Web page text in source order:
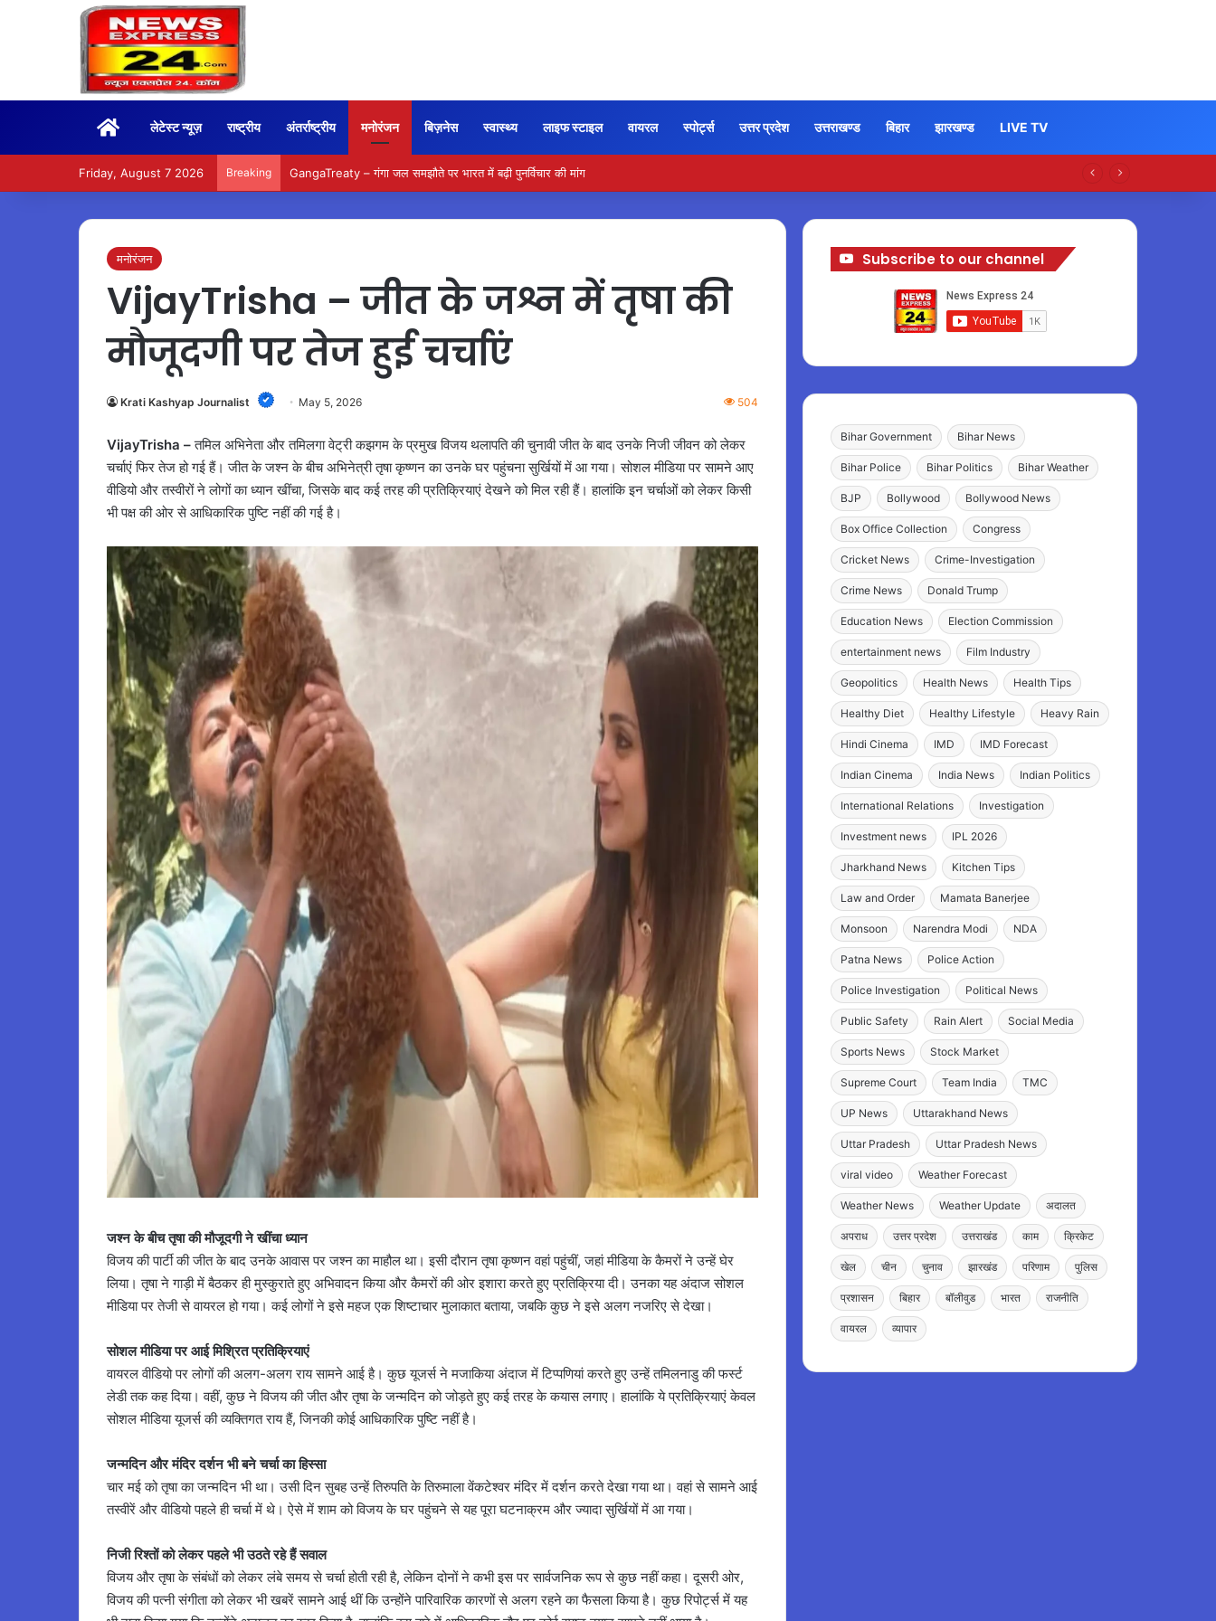
Homeलेटेस्ट न्यूज़ राष्ट्रीय अंतर्राष्ट्रीय मनोरंजन बिज़नेस स्वास्थ्य लाइफ स्टाइल वायरल स्पोर्ट्स उत्तर प्रदेश उत्तराखण्ड बिहार झारखण्ड LIVE TV
Friday, August 7 2026 Breaking GangaTreaty – गंगा जल समझौते पर भारत में बढ़ी पुनर्विचार की मांग
मनोरंजन
VijayTrisha – जीत के जश्न में तृषा की
मौजूदगी पर तेज हुई चर्चाएं
Krati Kashyap Journalist May 5, 2026 504
VijayTrisha –तमिल अभिनेता और तमिलगा वेट्री कझगम के प्रमुख विजय थलापति की चुनावी जीत के बाद उनके निजी जीवन को लेकर
चर्चाएं फिर तेज हो गई हैं। जीत के जश्न के बीच अभिनेत्री तृषा कृष्णन का उनके घर पहुंचना सुर्खियों में आ गया। सोशल मीडिया पर सामने आए
वीडियो और तस्वीरों ने लोगों का ध्यान खींचा, जिसके बाद कई तरह की प्रतिक्रियाएं देखने को मिल रही हैं। हालांकि इन चर्चाओं को लेकर किसी
भी पक्ष की ओर से आधिकारिक पुष्टि नहीं की गई है।
जश्न के बीच तृषा की मौजूदगी ने खींचा ध्यान
विजय की पार्टी की जीत के बाद उनके आवास पर जश्न का माहौल था। इसी दौरान तृषा कृष्णन वहां पहुंचीं, जहां मीडिया के कैमरों ने उन्हें घेर
लिया। तृषा ने गाड़ी में बैठकर ही मुस्कुराते हुए अभिवादन किया और कैमरों की ओर इशारा करते हुए प्रतिक्रिया दी। उनका यह अंदाज सोशल
मीडिया पर तेजी से वायरल हो गया। कई लोगों ने इसे महज एक शिष्टाचार मुलाकात बताया, जबकि कुछ ने इसे अलग नजरिए से देखा।
सोशल मीडिया पर आई मिश्रित प्रतिक्रियाएं
वायरल वीडियो पर लोगों की अलग-अलग राय सामने आई है। कुछ यूजर्स ने मजाकिया अंदाज में टिप्पणियां करते हुए उन्हें तमिलनाडु की फर्स्ट
लेडी तक कह दिया। वहीं, कुछ ने विजय की जीत और तृषा के जन्मदिन को जोड़ते हुए कई तरह के कयास लगाए। हालांकि ये प्रतिक्रियाएं केवल
सोशल मीडिया यूजर्स की व्यक्तिगत राय हैं, जिनकी कोई आधिकारिक पुष्टि नहीं है।
जन्मदिन और मंदिर दर्शन भी बने चर्चा का हिस्सा
चार मई को तृषा का जन्मदिन भी था। उसी दिन सुबह उन्हें तिरुपति के तिरुमाला वेंकटेश्वर मंदिर में दर्शन करते देखा गया था। वहां से सामने आई
तस्वीरें और वीडियो पहले ही चर्चा में थे। ऐसे में शाम को विजय के घर पहुंचने से यह पूरा घटनाक्रम और ज्यादा सुर्खियों में आ गया।
निजी रिश्तों को लेकर पहले भी उठते रहे हैं सवाल
विजय और तृषा के संबंधों को लेकर लंबे समय से चर्चा होती रही है, लेकिन दोनों ने कभी इस पर सार्वजनिक रूप से कुछ नहीं कहा। दूसरी ओर,
विजय की पत्नी संगीता को लेकर भी खबरें सामने आई थीं कि उन्होंने पारिवारिक कारणों से अलग रहने का फैसला किया है। कुछ रिपोर्ट्स में यह
Subscribe to our channel
Bihar Government Bihar News
Bihar Police Bihar Politics Bihar Weather
BJP Bollywood Bollywood News
Box Office Collection Congress
Cricket News Crime-Investigation
Crime News Donald Trump
Education News Election Commission
entertainment news Film Industry
Geopolitics Health News Health Tips
Healthy Diet Healthy Lifestyle Heavy Rain
Hindi Cinema IMD IMD Forecast
Indian Cinema India News Indian Politics
International Relations Investigation
Investment news IPL 2026
Jharkhand News Kitchen Tips
Law and Order Mamata Banerjee
Monsoon Narendra Modi NDA
Patna News Police Action
Police Investigation Political News
Public Safety Rain Alert Social Media
Sports News Stock Market
Supreme Court Team India TMC
UP News Uttarakhand News
Uttar Pradesh Uttar Pradesh News
viral video Weather Forecast
Weather News Weather Update अदालत
अपराध उत्तर प्रदेश उत्तराखंड काम क्रिकेट
खेल चीन चुनाव झारखंड परिणाम पुलिस
प्रशासन बिहार बॉलीवुड भारत राजनीति
वायरल व्यापार